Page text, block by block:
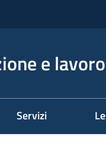
e lavoro
Servizi